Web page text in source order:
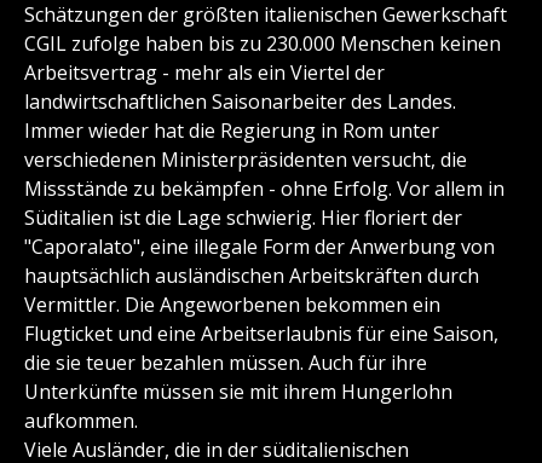
Schätzungen der größten italienischen Gewerkschaft
CGIL zufolge haben bis zu 230.000 Menschen keinen
Arbeitsvertrag - mehr als ein Viertel der
landwirtschaftlichen Saisonarbeiter des Landes.
Immer wieder hat die Regierung in Rom unter
verschiedenen Ministerpräsidenten versucht, die
Missstände zu bekämpfen - ohne Erfolg. Vor allem in
Süditalien ist die Lage schwierig. Hier floriert der
"Caporalato", eine illegale Form der Anwerbung von
hauptsächlich ausländischen Arbeitskräften durch
Vermittler. Die Angeworbenen bekommen ein
Flugticket und eine Arbeitserlaubnis für eine Saison,
die sie teuer bezahlen müssen. Auch für ihre
Unterkünfte müssen sie mit ihrem Hungerlohn
aufkommen.
Viele Ausländer, die in der süditalienischen